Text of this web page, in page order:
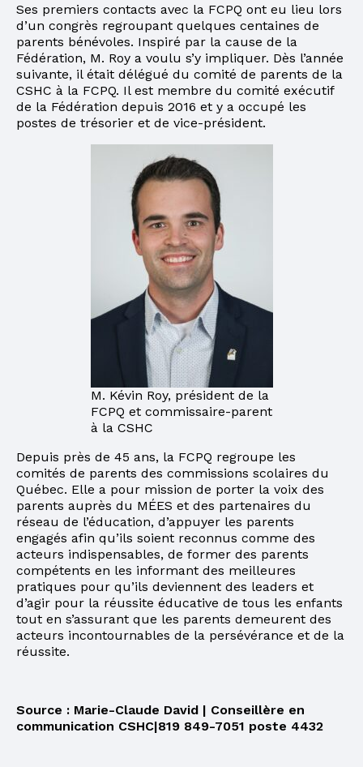
Ses premiers contacts avec la FCPQ ont eu lieu lors
d’un congrès regroupant quelques centaines de
parents bénévoles. Inspiré par la cause de la
Fédération, M. Roy a voulu s’y impliquer. Dès l’année
suivante, il était délégué du comité de parents de la
CSHC à la FCPQ. Il est membre du comité exécutif
de la Fédération depuis 2016 et y a occupé les
postes de trésorier et de vice-président.
M. Kévin Roy, président de la
FCPQ et commissaire-parent
à la CSHC
Depuis près de 45 ans, la FCPQ regroupe les
comités de parents des commissions scolaires du
Québec. Elle a pour mission de porter la voix des
parents auprès du MÉES et des partenaires du
réseau de l’éducation, d’appuyer les parents
engagés afin qu’ils soient reconnus comme des
acteurs indispensables, de former des parents
compétents en les informant des meilleures
pratiques pour qu’ils deviennent des leaders et
d’agir pour la réussite éducative de tous les enfants
tout en s’assurant que les parents demeurent des
acteurs incontournables de la persévérance et de la
réussite.
Source : Marie-Claude David | Conseillère en
communication CSHC|819 849-7051 poste 4432